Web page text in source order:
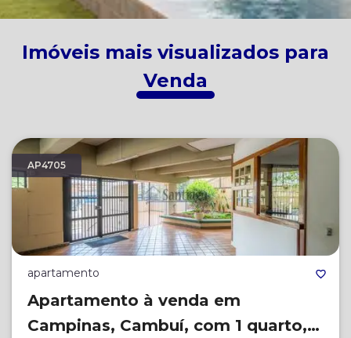
Imóveis mais visualizados para
Venda
AP4705
apartamento
Apartamento à venda em
Campinas, Cambuí, com 1 quarto,